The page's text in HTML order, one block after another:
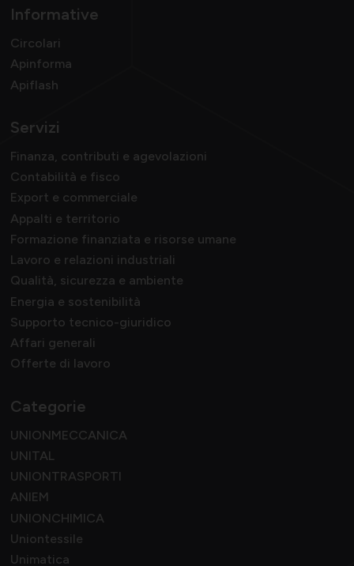
Informative
Circolari
Apinforma
Apiflash
Servizi
Finanza, contributi e agevolazioni
Contabilità e fisco
Export e commerciale
Appalti e territorio
Formazione finanziata e risorse umane
Lavoro e relazioni industriali
Qualità, sicurezza e ambiente
Energia e sostenibilità
Supporto tecnico-giuridico
Affari generali
Offerte di lavoro
Categorie
UNIONMECCANICA
UNITAL
UNIONTRASPORTI
ANIEM
UNIONCHIMICA
Uniontessile
Unimatica